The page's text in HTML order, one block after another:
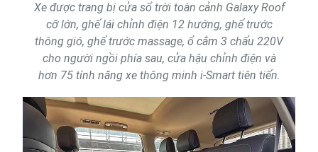
Xe được trang bị cửa sổ trời toàn cảnh Galaxy Roof
cỡ lớn, ghế lái chỉnh điện 12 hướng, ghế trước
thông gió, ghế trước massage, ổ cắm 3 chấu 220V
cho người ngồi phía sau, cửa hậu chỉnh điện và
hơn 75 tính năng xe thông minh i-Smart tiên tiến.